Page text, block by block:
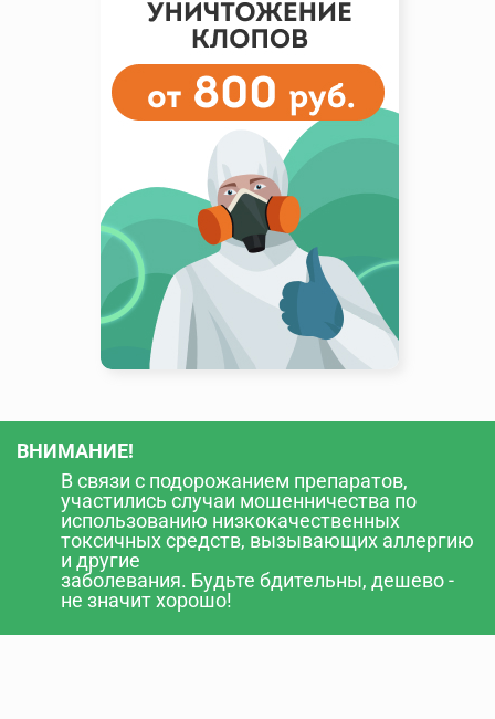
ВНИМАНИЕ!
В связи с подорожанием препаратов,
участились случаи мошенничества по
использованию низкокачественных
токсичных средств, вызывающих аллергию
и другие
заболевания. Будьте бдительны, дешево -
не значит хорошо!